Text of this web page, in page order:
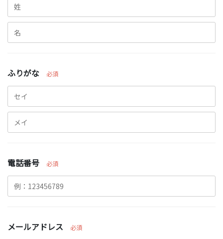
ふりがな 必須
電話番号 必須
メールアドレス 必須